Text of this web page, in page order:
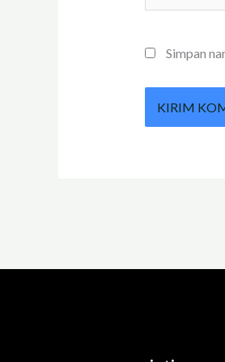
Simpan